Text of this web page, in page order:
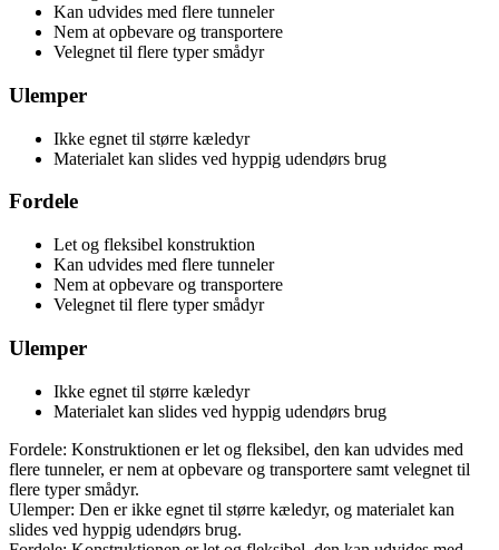
Kan udvides med flere tunneler
Nem at opbevare og transportere
Velegnet til flere typer smådyr
Ulemper
Ikke egnet til større kæledyr
Materialet kan slides ved hyppig udendørs brug
Fordele
Let og fleksibel konstruktion
Kan udvides med flere tunneler
Nem at opbevare og transportere
Velegnet til flere typer smådyr
Ulemper
Ikke egnet til større kæledyr
Materialet kan slides ved hyppig udendørs brug
Fordele: Konstruktionen er let og fleksibel, den kan udvides med
flere tunneler, er nem at opbevare og transportere samt velegnet til
flere typer smådyr.
Ulemper: Den er ikke egnet til større kæledyr, og materialet kan
slides ved hyppig udendørs brug.